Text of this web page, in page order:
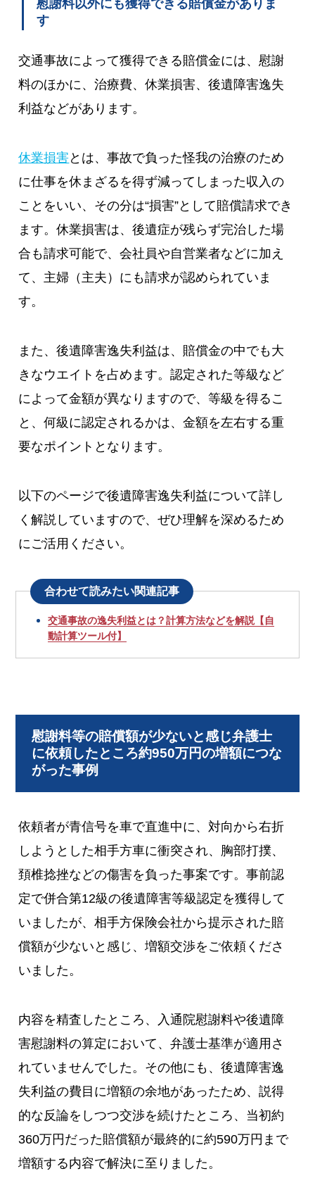
慰謝料以外にも獲得できる賠償金がありま
す
交通事故によって獲得できる賠償金には、慰謝
料のほかに、治療費、休業損害、後遺障害逸失
利益などがあります。
休業損害とは、事故で負った怪我の治療のため
に仕事を休まざるを得ず減ってしまった収入の
ことをいい、その分は“損害”として賠償請求でき
ます。休業損害は、後遺症が残らず完治した場
合も請求可能で、会社員や自営業者などに加え
て、主婦（主夫）にも請求が認められていま
す。
また、後遺障害逸失利益は、賠償金の中でも大
きなウエイトを占めます。認定された等級など
によって金額が異なりますので、等級を得るこ
と、何級に認定されるかは、金額を左右する重
要なポイントとなります。
以下のページで後遺障害逸失利益について詳し
く解説していますので、ぜひ理解を深めるため
にご活用ください。
合わせて読みたい関連記事
交通事故の逸失利益とは？計算方法などを解説【自
動計算ツール付】
慰謝料等の賠償額が少ないと感じ弁護士
に依頼したところ約950万円の増額につな
がった事例
依頼者が青信号を車で直進中に、対向から右折
しようとした相手方車に衝突され、胸部打撲、
頚椎捻挫などの傷害を負った事案です。事前認
定で併合第12級の後遺障害等級認定を獲得して
いましたが、相手方保険会社から提示された賠
償額が少ないと感じ、増額交渉をご依頼くださ
いました。
内容を精査したところ、入通院慰謝料や後遺障
害慰謝料の算定において、弁護士基準が適用さ
れていませんでした。その他にも、後遺障害逸
失利益の費目に増額の余地があったため、説得
的な反論をしつつ交渉を続けたところ、当初約
360万円だった賠償額が最終的に約590万円まで
増額する内容で解決に至りました。